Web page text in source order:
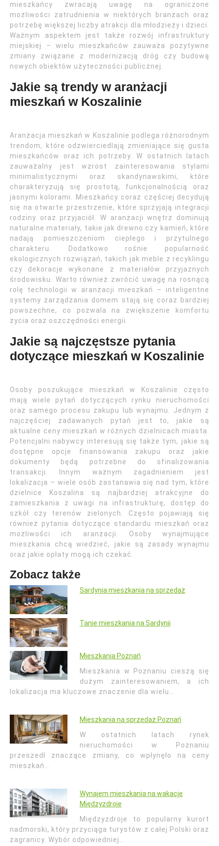
mieszkańcy zwracają uwagę na ograniczone
możliwości zatrudnienia w niektórych branżach oraz
potrzebę większej liczby atrakcji dla młodzieży i dzieci.
Ważnym aspektem jest także rozwój infrastruktury
miejskiej – wielu mieszkańców zauważa pozytywne
zmiany związane z modernizacją dróg czy budową
nowych obiektów użyteczności publicznej.
Jakie są trendy w aranżacji
mieszkań w Koszalinie
Aranżacja mieszkań w Koszalinie podlega różnorodnym
trendom, które odzwierciedlają zmieniające się gusta
mieszkańców oraz ich potrzeby. W ostatnich latach
zauważalny jest wzrost zainteresowania stylami
minimalistycznymi oraz skandynawskimi, które
charakteryzują się prostotą, funkcjonalnością oraz
jasnymi kolorami. Mieszkańcy coraz częściej decydują
się na otwarte przestrzenie, które sprzyjają integracji
rodziny oraz przyjaciół. W aranżacji wnętrz dominują
naturalne materiały, takie jak drewno czy kamień, które
nadają pomieszczeniom ciepłego i przytulnego
charakteru. Dodatkowo rośnie popularność
ekologicznych rozwiązań, takich jak meble z recyklingu
czy dekoracje wykonane z materiałów przyjaznych
środowisku. Warto również zwrócić uwagę na rosnącą
rolę technologii w aranżacji mieszkań – inteligentne
systemy zarządzania domem stają się coraz bardziej
powszechne, co pozwala na zwiększenie komfortu
życia oraz oszczędności energii.
Jakie są najczęstsze pytania
dotyczące mieszkań w Koszalinie
Osoby poszukujące mieszkań w Koszalinie często
mają wiele pytań dotyczących rynku nieruchomości
oraz samego procesu zakupu lub wynajmu. Jednym z
najczęściej zadawanych pytań jest to, jakie są
aktualne ceny mieszkań w różnych dzielnicach miasta.
Potencjalni nabywcy interesują się także tym, jakie są
dostępne opcje finansowania zakupu oraz jakie
dokumenty będą potrzebne do sfinalizowania
transakcji. Innym ważnym zagadnieniem jest
lokalizacja – wiele osób zastanawia się nad tym, które
dzielnice Koszalina są najbardziej atrakcyjne do
zamieszkania z uwagi na infrastrukturę, dostęp do
szkół czy terenów zielonych. Często pojawiają się
również pytania dotyczące standardu mieszkań oraz
możliwości ich aranżacji. Osoby wynajmujące
mieszkania chcą wiedzieć, jakie są zasady wynajmu
oraz jakie opłaty mogą ich czekać.
Zobacz także
Sardynia mieszkania na sprzedaż
Tanie mieszkania na Sardynii
Mieszkania Poznań
Mieszkania w Poznaniu cieszą się
dużym zainteresowaniem, a ich
lokalizacja ma kluczowe znaczenie dla wielu…
Mieszkania na sprzedaż Poznań
W ostatnich latach rynek
nieruchomości w Poznaniu
przeszedł znaczące zmiany, co wpłynęło na ceny
mieszkań…
Wynajem mieszkania na wakacje
Międzyzdroje
Międzyzdroje to popularny kurort
nadmorski, który przyciąga turystów z całej Polski oraz
zagranicy. Wybór odpowiedniej…